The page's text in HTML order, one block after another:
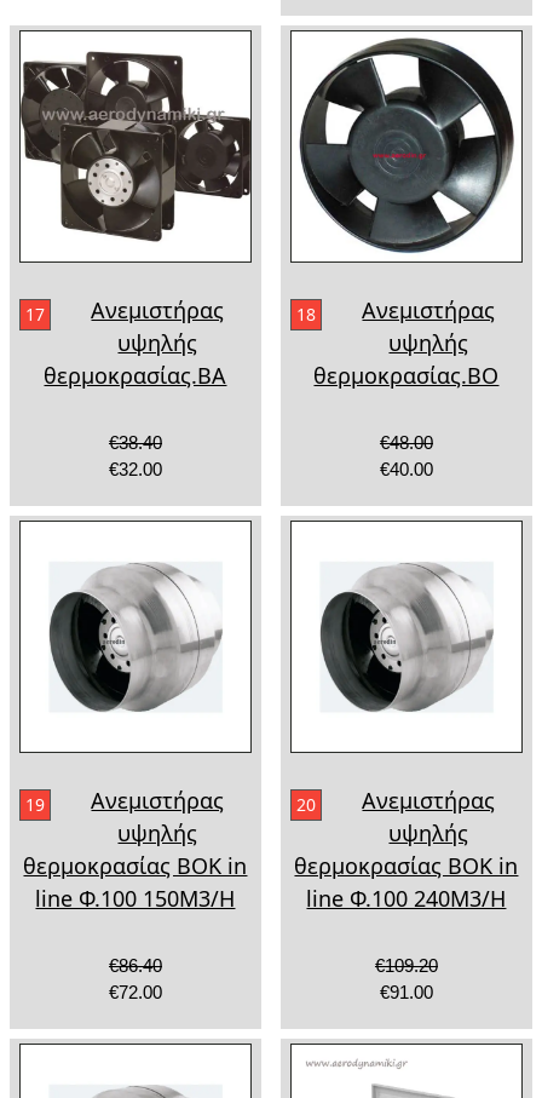
17
Ανεμιστήρας
υψηλής
θερμοκρασίας.ΒΑ
€38.40
€32.00
18
Ανεμιστήρας
υψηλής
θερμοκρασίας.ΒΟ
€48.00
€40.00
19
Ανεμιστήρας
υψηλής
θερμοκρασίας BOK in
line Φ.100 150Μ3/Η
€86.40
€72.00
20
Ανεμιστήρας
υψηλής
θερμοκρασίας BOK in
line Φ.100 240Μ3/Η
€109.20
€91.00